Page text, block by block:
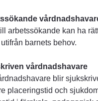
arbetssökande kan ha
barnets behov.
vårdnadshavare
blir
placeringstid och
i nytt fönster.